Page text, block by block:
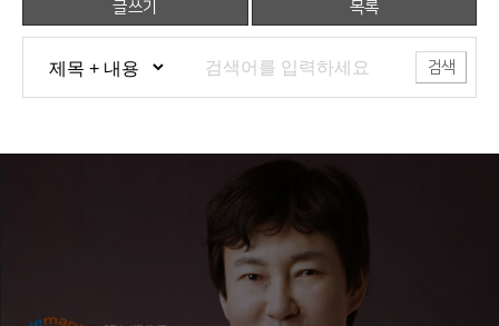
검색
글쓰기 목록